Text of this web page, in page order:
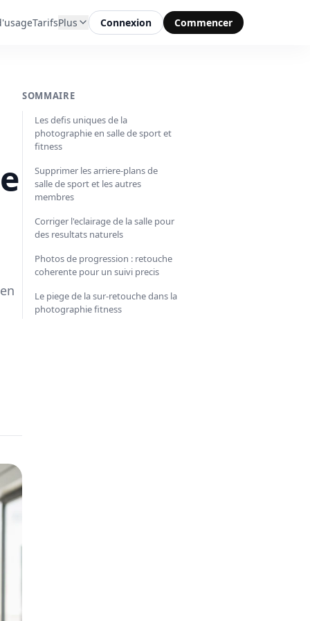
TarifsPlus Connexion Commencer
SOMMAIRE
Les defis uniques de la
photographie en salle de sport et
fitness
Supprimer les arriere-plans de
salle de sport et les autres
membres
Corriger l'eclairage de la salle pour
des resultats naturels
Photos de progression : retouche
coherente pour un suivi precis
Le piege de la sur-retouche dans la
photographie fitness